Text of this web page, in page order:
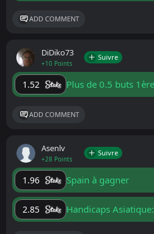
ADD COMMENT
DiDiko73
+10 Points
Suivre
1.52 Plus de 0.5 buts
ADD COMMENT
Asenlv
+28 Points
Suivre
1.96 Spain à gagner
2.85 Handicaps